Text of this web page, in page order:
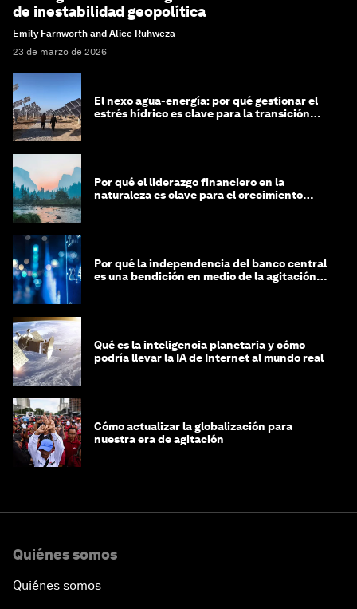
de inestabilidad geopolítica
Emily Farnworth and Alice Ruhweza
23 de marzo de 2026
El nexo agua-energía: por qué gestionar el
estrés hídrico es clave para la transición
Por qué el liderazgo financiero en la
naturaleza es clave para el crecimiento
Por qué la independencia del banco central
es una bendición en medio de la agitación
Qué es la inteligencia planetaria y cómo
podría llevar la IA de Internet al mundo real
Cómo actualizar la globalización para
nuestra era de agitación
Quiénes somos
Quiénes somos